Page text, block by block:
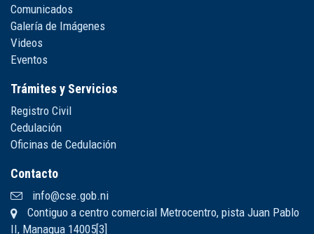
Comunicados
Galería de Imágenes
Videos
Eventos
Trámites y Servicios
Registro Civil
Cedulación
Oficinas de Cedulación
Contacto
info@cse.gob.ni
Contiguo a centro comercial Metrocentro, pista Juan Pablo
II, Managua 14005[3]